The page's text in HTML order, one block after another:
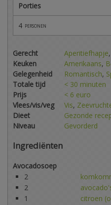
Porties
4 personen
Gerecht Aperitiefhapje,
Keuken
Amerikaans,
Gelegenheid
Romantisch,
Totale tijd
< 30 minuten
Prijs
< 6 euro
Vlees/vis/veg
Vis,
Dieet
Gezonde
Niveau
Gevorderd
Ingrediënten
Avocadosoep
2
2
1 citroen